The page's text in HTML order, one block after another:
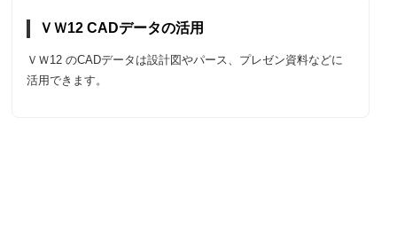
ＶＷ12 CADデータの活用
ＶＷ12 のCADデータは設計図やパース、プレゼン資料などに
活用できます。